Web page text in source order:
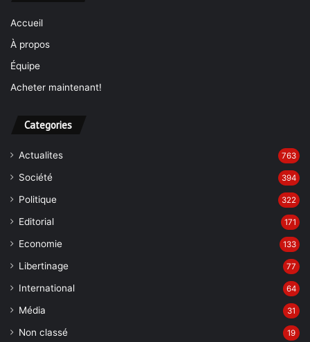
Accueil
À propos
Équipe
Acheter maintenant!
Categories
Actualites 763
Société 394
Politique 322
Editorial 171
Economie 133
Libertinage 77
International 64
Média 31
Non classé 19